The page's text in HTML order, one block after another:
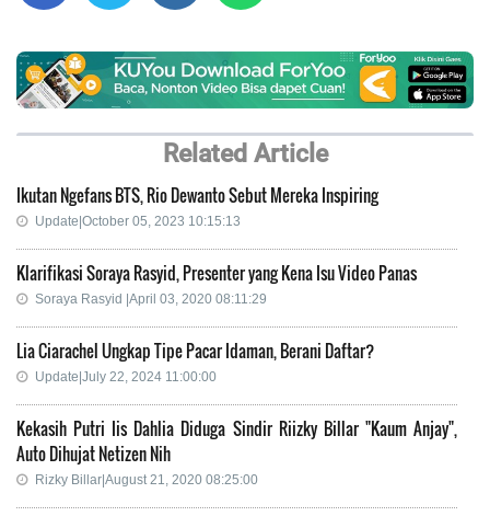
Related Article
Ikutan Ngefans BTS, Rio Dewanto Sebut Mereka Inspiring
Update|October 05, 2023 10:15:13
Klarifikasi Soraya Rasyid, Presenter yang Kena Isu Video Panas
Soraya Rasyid |April 03, 2020 08:11:29
Lia Ciarachel Ungkap Tipe Pacar Idaman, Berani Daftar?
Update|July 22, 2024 11:00:00
Kekasih Putri Iis Dahlia Diduga Sindir Riizky Billar "Kaum Anjay",
Auto Dihujat Netizen Nih
Rizky Billar|August 21, 2020 08:25:00